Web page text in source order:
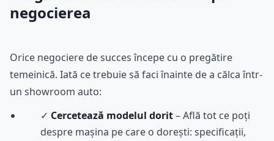
negocierea
Orice negociere de succes începe cu o pregătire
temeinică. Iată ce trebuie să faci înainte de a călca într-
un showroom auto:
✓ Cercetează modelul dorit– Află tot ce poți
despre mașina pe care o dorești: specificații,